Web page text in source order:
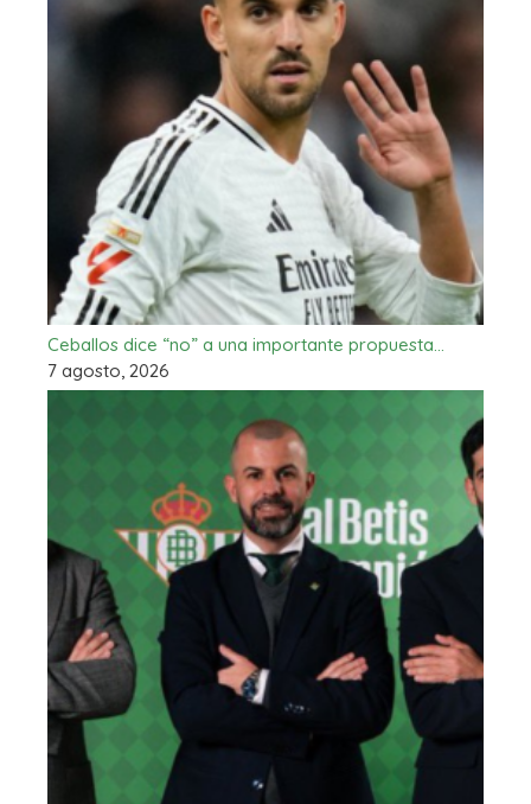
Ceballos dice “no” a una importante propuesta…
7 agosto, 2026